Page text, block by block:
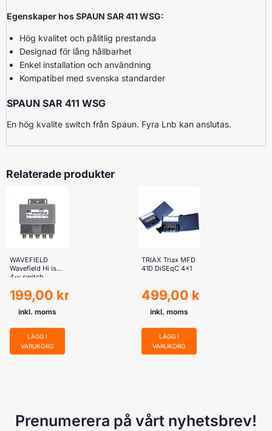
Egenskaper hos SPAUN SAR 411 WSG:
Hög kvalitet och pålitlig prestanda
Designad för lång hållbarhet
Enkel installation och användning
Kompatibel med svenska standarder
SPAUN SAR 411 WSG
En hög kvalite switch från Spaun. Fyra Lnb kan anslutas.
Relaterade produkter
WAVEFIELD
Wavefield Hi iso,
4-v switch
199,00 kr
inkl. moms
LÄGG I
VARUKORG
TRIAX Triax MFD
41D DiSEqC 4×1
499,00 kr
inkl. moms
LÄGG I
VARUKORG
Prenumerera på vårt nyhetsbrev!